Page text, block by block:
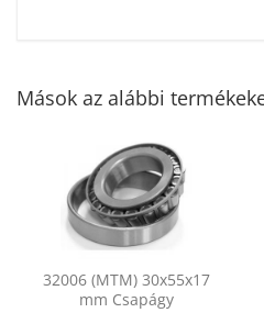
Mások az alábbi
32006 (MTM) 30x55x17
mm Csapágy